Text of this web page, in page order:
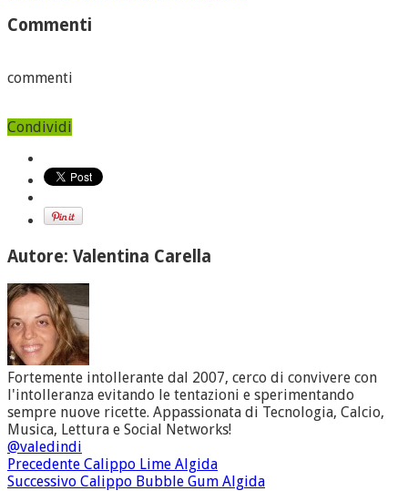
Commenti
commenti
Condividi
Autore: Valentina Carella
Fortemente intollerante dal 2007, cerco di convivere con
l'intolleranza evitando le tentazioni e sperimentando
sempre nuove ricette. Appassionata di Tecnologia, Calcio,
Musica, Lettura e Social Networks!
@valedindi
Precedente Calippo Lime Algida
Successivo Calippo Bubble Gum Algida